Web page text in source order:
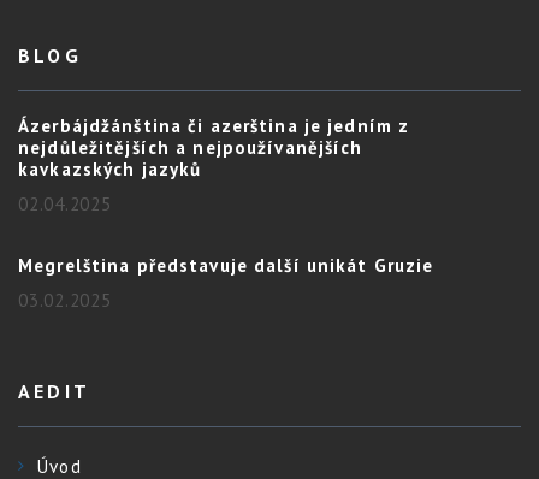
BLOG
Ázerbájdžánština či azerština je jedním z
nejdůležitějších a nejpoužívanějších
kavkazských jazyků
02.04.2025
Megrelština představuje další unikát Gruzie
03.02.2025
AEDIT
Úvod